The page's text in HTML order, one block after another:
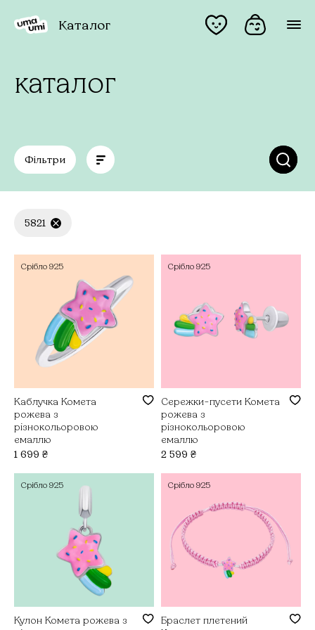
Каталог
каталог
Фільтри
5821
Срібло 925
Каблучка Комета
рожева з
різнокольоровою
емаллю
1 699 ₴
Срібло 925
Сережки-пусети Комета
рожева з
різнокольоровою
емаллю
2 599 ₴
Срібло 925
Кулон Комета рожева з
Срібло 925
Браслет плетений